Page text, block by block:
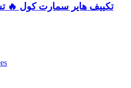
تكييف هاير سمارت كول 🔥